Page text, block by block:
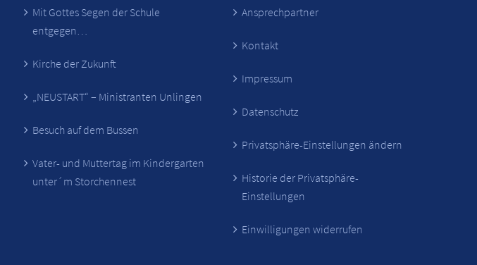
Mit Gottes Segen der Schule
entgegen…
Kirche der Zukunft
„NEUSTART“ – Ministranten Unlingen
Besuch auf dem Bussen
Vater- und Muttertag im Kindergarten
unter´m Storchennest
Ansprechpartner
Kontakt
Impressum
Datenschutz
Privatsphäre-Einstellungen ändern
Historie der Privatsphäre-
Einstellungen
Einwilligungen widerrufen